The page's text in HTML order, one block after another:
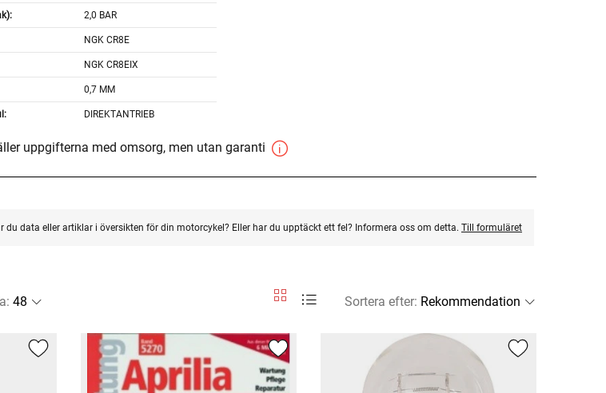
2,0 BAR
NGK CR8E
NGK CR8EIX
0,7 MM
DIREKTANTRIEB
uppgifterna med omsorg, men utan garanti
du data eller artiklar i översikten för din motorcykel? Eller har du upptäckt ett fel? Informera oss om detta. Till formuläret
: Sortera efter: